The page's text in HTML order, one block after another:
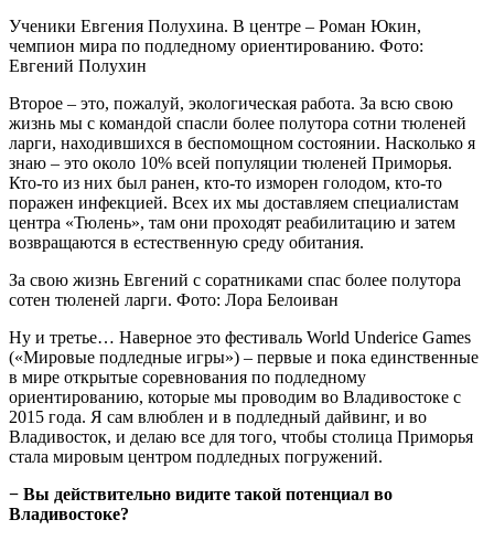
Ученики Евгения Полухина. В центре – Роман Юкин,
чемпион мира по подледному ориентированию. Фото:
Евгений Полухин
Второе – это, пожалуй, экологическая работа. За всю свою
жизнь мы с командой спасли более полутора сотни тюленей
ларги, находившихся в беспомощном состоянии. Насколько я
знаю – это около 10% всей популяции тюленей Приморья.
Кто-то из них был ранен, кто-то изморен голодом, кто-то
поражен инфекцией. Всех их мы доставляем специалистам
центра «Тюлень», там они проходят реабилитацию и затем
возвращаются в естественную среду обитания.
За свою жизнь Евгений с соратниками спас более полутора
сотен тюленей ларги. Фото: Лора Белоиван
Ну и третье… Наверное это фестиваль World Underice Games
(«Мировые подледные игры») – первые и пока единственные
в мире открытые соревнования по подледному
ориентированию, которые мы проводим во Владивостоке с
2015 года. Я сам влюблен и в подледный дайвинг, и во
Владивосток, и делаю все для того, чтобы столица Приморья
стала мировым центром подледных погружений.
− Вы действительно видите такой потенциал во
Владивостоке?